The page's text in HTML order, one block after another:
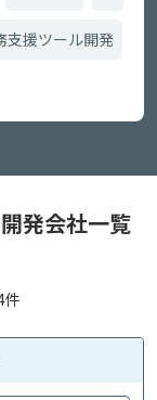
支援ツール開発
発会社一覧
件